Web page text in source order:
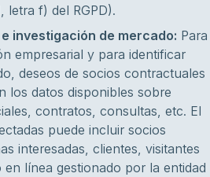
letra f) del RGPD).
investigación de mercado: Para
empresarial y para identificar
deseos de socios contractuales
los datos disponibles sobre
contratos, consultas, etc. El
puede incluir socios
interesadas, clientes, visitantes
línea gestionado por la entidad